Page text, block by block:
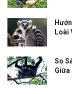
Loài
So
Giữa